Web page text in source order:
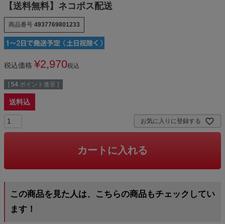
【送料無料】ネコポス配送
商品番号 4937769801233
税込価格 ¥2,970税込
[ 54 ポイント進呈 ]
送料込
お気に入りに登録する
カートに入れる
この商品を見た人は、こちらの商品もチェックしてい
ます！